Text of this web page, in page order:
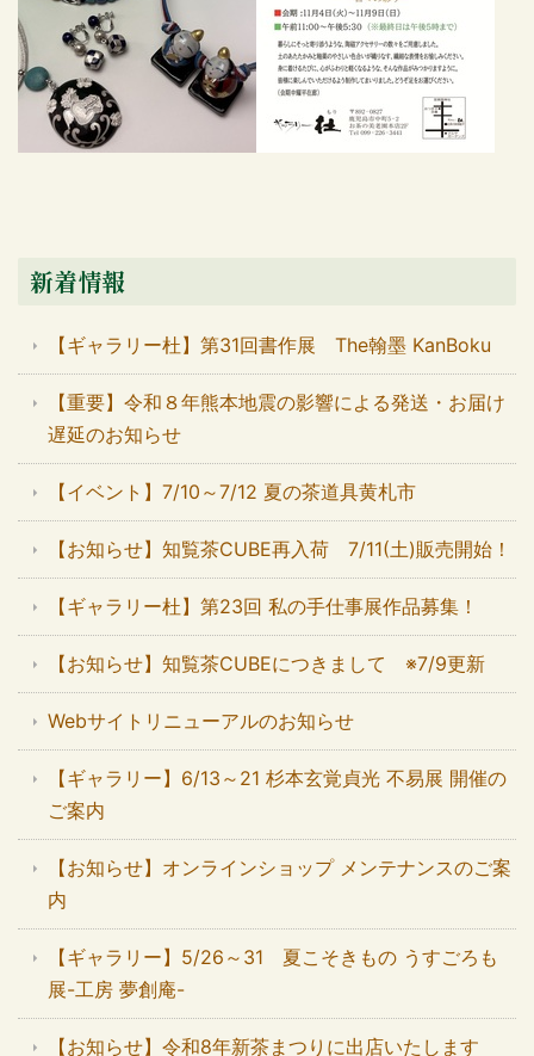
新着情報
【ギャラリー杜】第31回書作展 The翰墨 KanBoku
【重要】令和８年熊本地震の影響による発送・お届け
遅延のお知らせ
【イベント】7/10～7/12 夏の茶道具黄札市
【お知らせ】知覧茶CUBE再入荷 7/11(土)販売開始！
【ギャラリー杜】第23回 私の手仕事展作品募集！
【お知らせ】知覧茶CUBEにつきまして ※7/9更新
Webサイトリニューアルのお知らせ
【ギャラリー】6/13～21 杉本玄覚貞光 不易展 開催の
ご案内
【お知らせ】オンラインショップ メンテナンスのご案
内
【ギャラリー】5/26～31 夏こそきもの うすごろも
展-工房 夢創庵-
【お知らせ】令和8年新茶まつりに出店いたします